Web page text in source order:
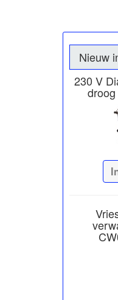
Nieuw
230 V